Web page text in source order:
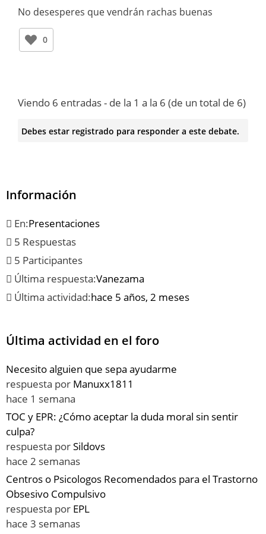
No desesperes que vendrán rachas buenas
0
Viendo 6 entradas - de la 1 a la 6 (de un total de 6)
Debes estar registrado para responder a este debate.
Información
En:Presentaciones
5 Respuestas
5 Participantes
Última respuesta:Vanezama
Última actividad:hace 5 años, 2 meses
Última actividad en el foro
Necesito alguien que sepa ayudarme
respuesta por Manuxx1811
hace 1 semana
TOC y EPR: ¿Cómo aceptar la duda moral sin sentir
culpa?
respuesta porSildovs
hace 2 semanas
Centros o Psicologos Recomendados para el Trastorno
Obsesivo Compulsivo
respuesta por EPL
hace 3 semanas